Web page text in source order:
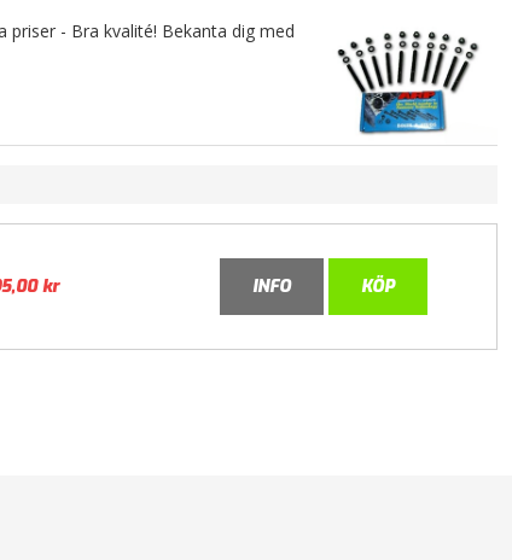
- Bra kvalité! Bekanta dig med
kr INFO KÖP